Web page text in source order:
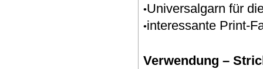
•Universalgarn für
•interessante Print-
Verwendung –